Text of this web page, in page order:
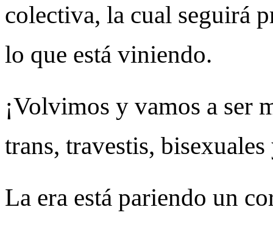
colectiva, la cual seguirá
lo que está viniendo.
¡Volvimos y vamos a ser
trans, travestis,
La era está pariendo un